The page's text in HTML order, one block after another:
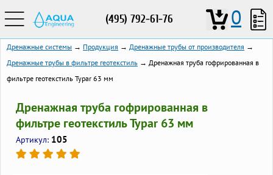
(495) 792-61-76 0
Дренажные системы → Продукция → Дренажные трубы от производителя →
Дренажные трубы в фильтре геотекстиль → Дренажная труба гофрированная в
фильтре геотекстиль Typar 63 мм
Дренажная труба гофрированная в
фильтре геотекстиль Typar 63 мм
Артикул: 105